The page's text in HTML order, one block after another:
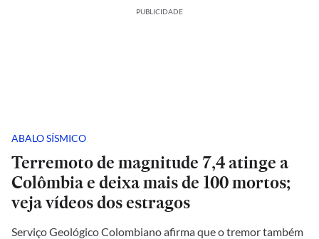
PUBLICIDADE
ABALO SÍSMICO
Terremoto de magnitude 7,4 atinge a
Colômbia e deixa mais de 100 mortos;
veja vídeos dos estragos
Serviço Geológico Colombiano afirma que o tremor também